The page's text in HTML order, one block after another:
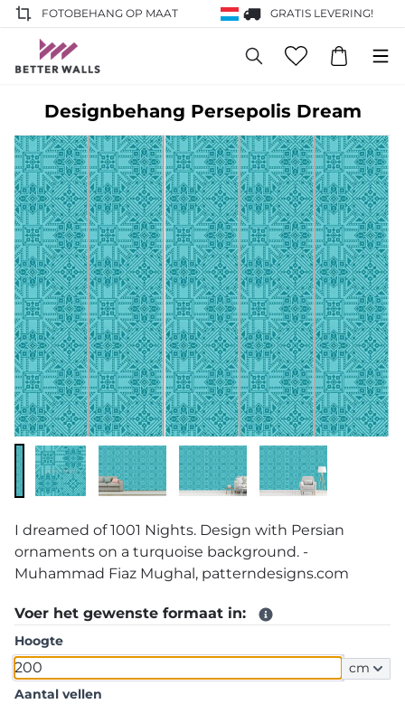
FOTOBEHANG OP MAAT GRATIS LEVERING!
Designbehang Persepolis Dream
I dreamed of 1001 Nights. Design with Persian
ornaments on a turquoise background. -
Muhammad Fiaz Mughal, patterndesigns.com
Voer het gewenste formaat in:
Hoogte
cm
Aantal vellen